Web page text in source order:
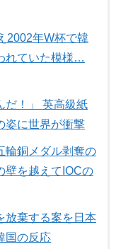
2002年W杯で韓
れていた模様…
だ！」 英高級紙
姿に世界が衝撃
輪銅メダル剥奪の
壁を越えてIOCの
放棄する案を日本
国の反応